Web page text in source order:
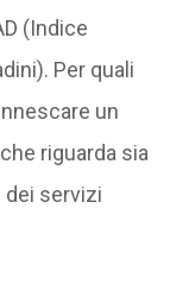
(Indice
Per quali
un
riguarda sia
dei servizi